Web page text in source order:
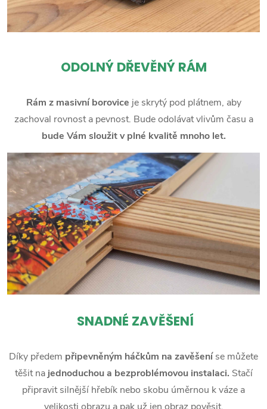
ODOLNÝ DŘEVĚNÝ RÁM
Rám z masivní borovice je skrytý pod plátnem, aby
zachoval rovnost a pevnost. Bude odolávat vlivům času a
bude Vám sloužit v plné kvalitě mnoho let.
SNADNÉ ZAVĚŠENÍ
Díky předem připevněným háčkům na zavěšeníse můžete
těšit na jednoduchou a bezproblémovou instalaci. Stačí
připravit silnější hřebík nebo skobu úměrnou k váze a